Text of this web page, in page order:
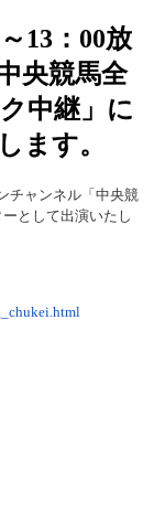
13：00放
央競馬全
中継」に
ます。
ャンネル「中央競
として出演いたし